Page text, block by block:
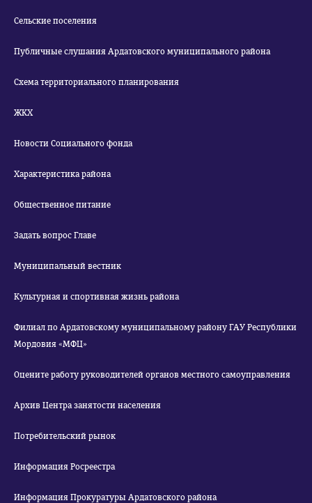
Сельские поселения
Публичные слушания Ардатовского муниципального района
Схема территориального планирования
ЖКХ
Новости Социального фонда
Характеристика района
Общественное питание
Задать вопрос Главе
Муниципальный вестник
Культурная и спортивная жизнь района
Филиал по Ардатовскому муниципальному району ГАУ Республики
Мордовия «МФЦ»
Оцените работу руководителей органов местного самоуправления
Архив Центра занятости населения
Потребительский рынок
Информация Росреестра
Информация Прокуратуры Ардатовского района